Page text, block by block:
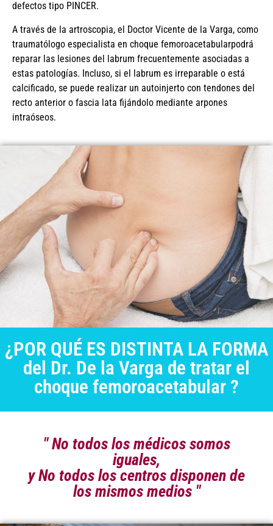
defectos tipo PINCER.
A través de la artroscopia, el Doctor Vicente de la Varga, como
traumatólogo especialista en choque femoroacetabularpodrá
reparar las lesiones del labrum frecuentemente asociadas a
estas patologías. Incluso, si el labrum es irreparable o está
calcificado, se puede realizar un autoinjerto con tendones del
recto anterior o fascia lata fijándolo mediante arpones
intraóseos.
¿POR QUÉ ES DISTINTA LA FORMA
del Dr. De la Varga de tratar el
choque femoroacetabular ?
" No todos los médicos somos
iguales,
y No todos los centros disponen de
los mismos medios "